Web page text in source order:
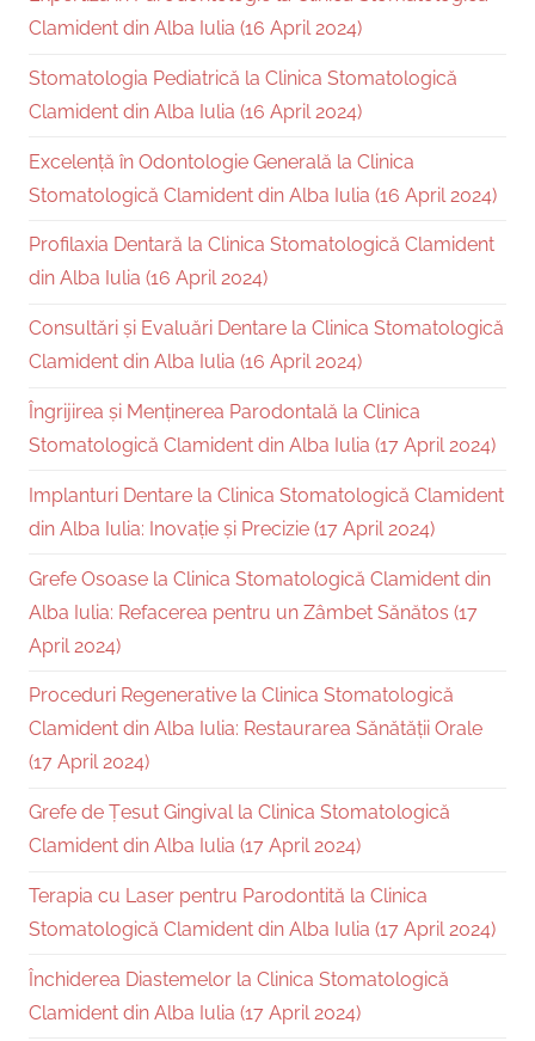
Clamident din Alba Iulia (16 April 2024)
Stomatologia Pediatrică la Clinica Stomatologică
Clamident din Alba Iulia (16 April 2024)
Excelență în Odontologie Generală la Clinica
Stomatologică Clamident din Alba Iulia (16 April 2024)
Profilaxia Dentară la Clinica Stomatologică Clamident
din Alba Iulia (16 April 2024)
Consultări și Evaluări Dentare la Clinica Stomatologică
Clamident din Alba Iulia (16 April 2024)
Îngrijirea și Menținerea Parodontală la Clinica
Stomatologică Clamident din Alba Iulia (17 April 2024)
Implanturi Dentare la Clinica Stomatologică Clamident
din Alba Iulia: Inovație și Precizie (17 April 2024)
Grefe Osoase la Clinica Stomatologică Clamident din
Alba Iulia: Refacerea pentru un Zâmbet Sănătos (17
April 2024)
Proceduri Regenerative la Clinica Stomatologică
Clamident din Alba Iulia: Restaurarea Sănătății Orale
(17 April 2024)
Grefe de Țesut Gingival la Clinica Stomatologică
Clamident din Alba Iulia (17 April 2024)
Terapia cu Laser pentru Parodontită la Clinica
Stomatologică Clamident din Alba Iulia (17 April 2024)
Închiderea Diastemelor la Clinica Stomatologică
Clamident din Alba Iulia (17 April 2024)